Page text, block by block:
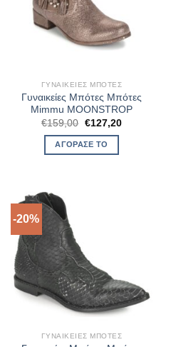
ΓΥΝΑΙΚΕΊΕΣ ΜΠΌΤΕΣ
Γυναικείες Μπότες Μπότες
Mimmu MOONSTROP
€159,00 Original
was:
€159,00.
€127,20Η
ΑΓΌΡΑΣΈ ΤΟ
-20%
ΓΥΝΑΙΚΕΊΕΣ ΜΠΌΤΕΣ